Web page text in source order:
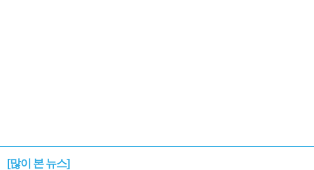
[많이 본 뉴스]